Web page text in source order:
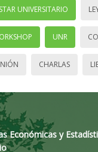
UNIVERSITARIO
UNR
CHARLAS
Económicas y